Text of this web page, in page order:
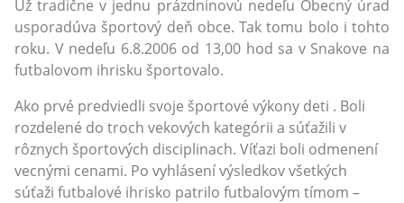
Už tradične v jednu prázdninovú nedeľu Obecný úrad
usporadúva športový deň obce. Tak tomu bolo i tohto
roku. V nedeľu 6.8.2006 od 13,00 hod sa v Snakove na
futbalovom ihrisku športovalo.
Ako prvé predviedli svoje športové výkony deti . Boli
rozdelené do troch vekových kategórii a súťažili v
rôznych športových disciplinach. Víťazi boli odmenení
vecnými cenami. Po vyhlásení výsledkov všetkých
súťaži futbalové ihrisko patrilo futbalovým tímom –